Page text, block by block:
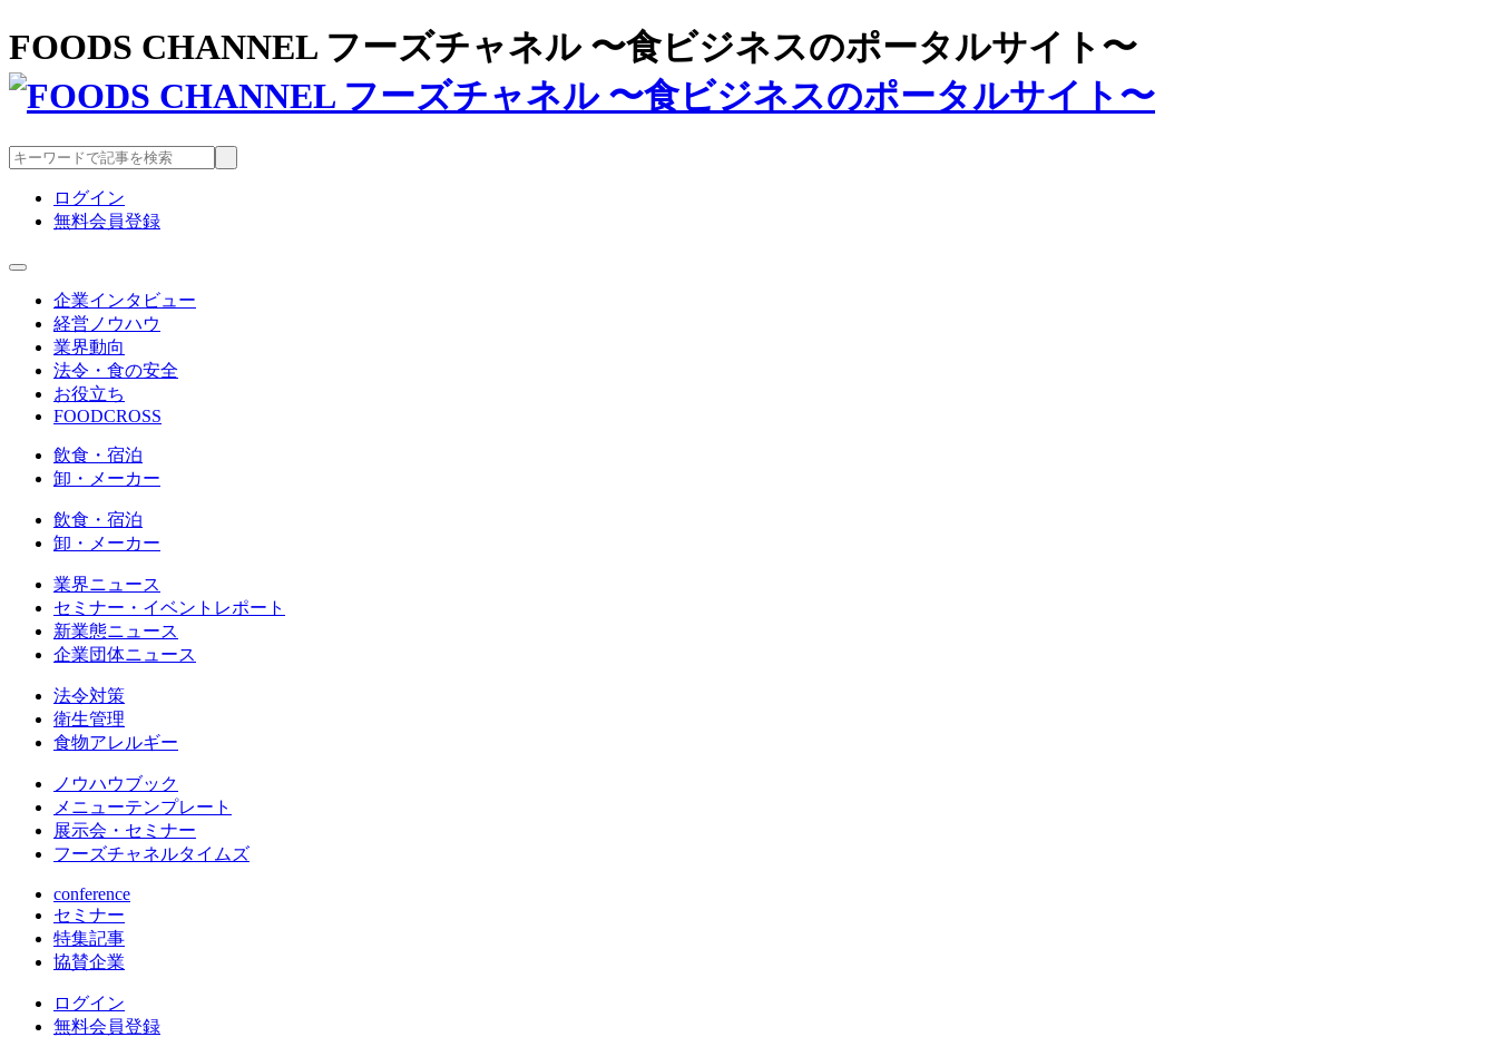
FOODS CHANNEL フーズチャネル 〜食ビジネスのポータルサイト〜
ログイン
無料会員登録
企業インタビュー
経営ノウハウ
業界動向
法令・食の安全
お役立ち
FOODCROSS
飲食・宿泊
卸・メーカー
飲食・宿泊
卸・メーカー
業界ニュース
セミナー・イベントレポート
新業態ニュース
企業団体ニュース
法令対策
衛生管理
食物アレルギー
ノウハウブック
メニューテンプレート
展示会・セミナー
フーズチャネルタイムズ
conference
セミナー
特集記事
協賛企業
ログイン
無料会員登録